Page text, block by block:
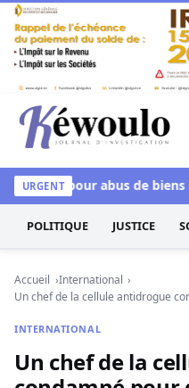
Aller au contenu
Kéwoulo, le premier site
URGENTpour abus de biens
POLITIQUE JUSTICE
Accueil
International
Un chef de la cellule antidrogue
INTERNATIONAL
Un chef de la